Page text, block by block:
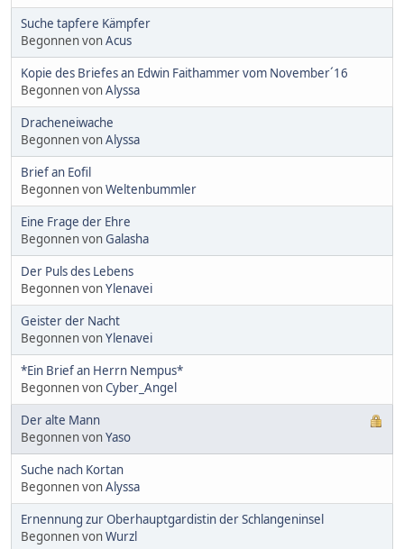
Suche tapfere Kämpfer
Begonnen vonAcus
Kopie des Briefes an Edwin Faithammer vom November´16
Begonnen vonAlyssa
Dracheneiwache
Begonnen vonAlyssa
Brief an Eofil
Begonnen vonWeltenbummler
Eine Frage der Ehre
Begonnen vonGalasha
Der Puls des Lebens
Begonnen vonYlenavei
Geister der Nacht
Begonnen vonYlenavei
*Ein Brief an Herrn Nempus*
Begonnen vonCyber_Angel
Der alte Mann
Begonnen vonYaso
Suche nach Kortan
Begonnen vonAlyssa
Ernennung zur Oberhauptgardistin der Schlangeninsel
Begonnen vonWurzl